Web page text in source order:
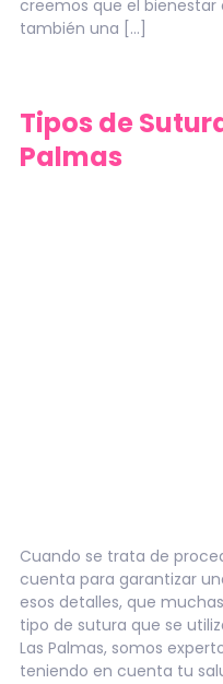
creemos que el
también una […]
Tipos de
Palmas
Cuando se trata de
cuenta para garantizar
esos detalles, que
tipo de sutura que se
Las Palmas, somos
teniendo en cuenta tu